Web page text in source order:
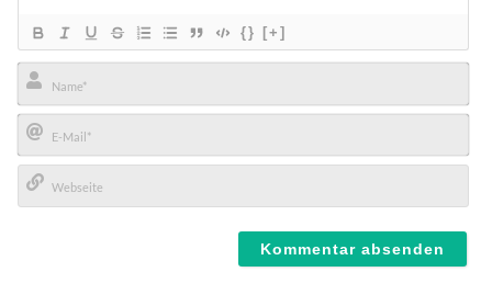
{} [+]
Name*
E-
Mail*